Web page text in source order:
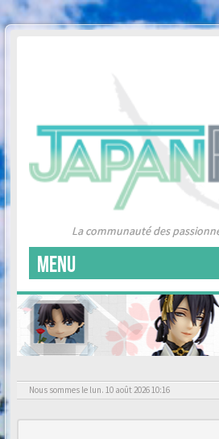
La communauté des
MENU
Nous sommes le lun. 10 août 2026 10:16